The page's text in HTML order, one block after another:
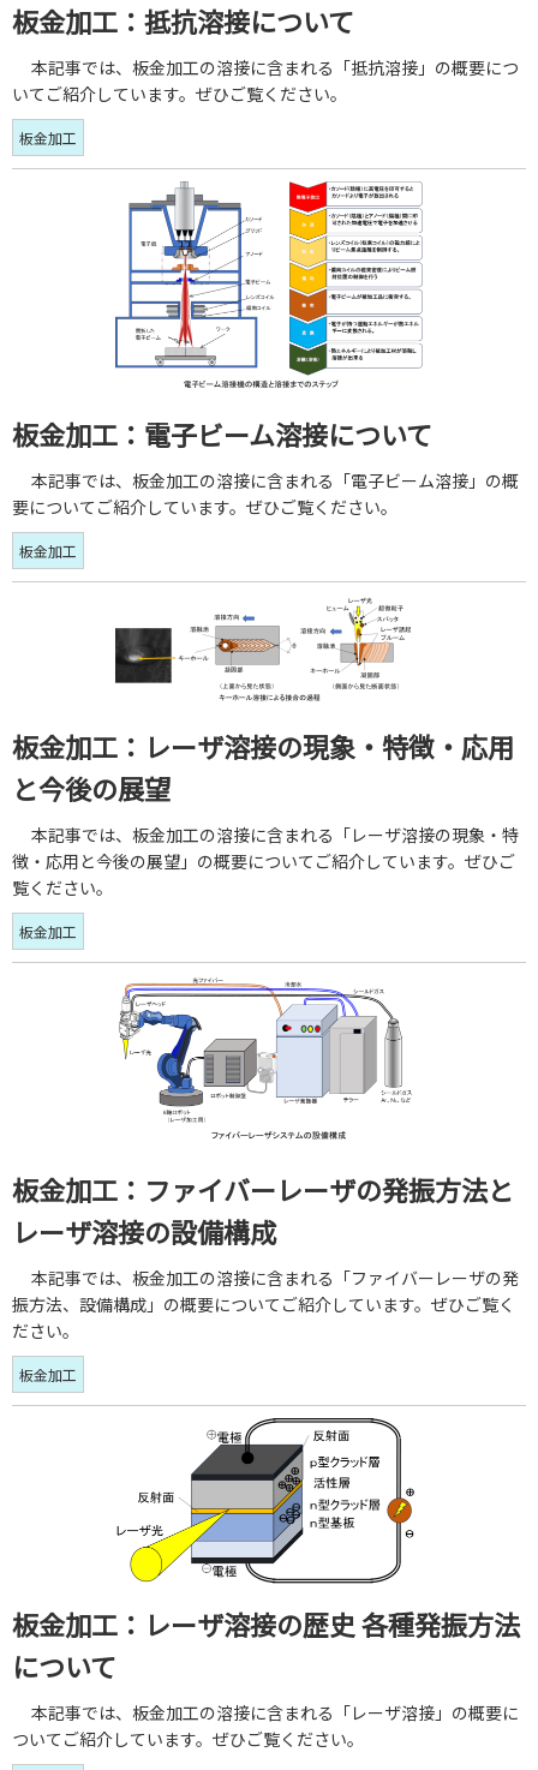
板金加工：抵抗溶接について
本記事では、板金加工の溶接に含まれる「抵抗溶接」の概要につ
いてご紹介しています。ぜひご覧ください。
板金加工
板金加工：電子ビーム溶接について
本記事では、板金加工の溶接に含まれる「電子ビーム溶接」の概
要についてご紹介しています。ぜひご覧ください。
板金加工
板金加工：レーザ溶接の現象・特徴・応用
と今後の展望
本記事では、板金加工の溶接に含まれる「レーザ溶接の現象・特
徴・応用と今後の展望」の概要についてご紹介しています。ぜひご
覧ください。
板金加工
板金加工：ファイバーレーザの発振方法と
レーザ溶接の設備構成
本記事では、板金加工の溶接に含まれる「ファイバーレーザの発
振方法、設備構成」の概要についてご紹介しています。ぜひご覧く
ださい。
板金加工
板金加工：レーザ溶接の歴史 各種発振方法
について
本記事では、板金加工の溶接に含まれる「レーザ溶接」の概要に
ついてご紹介しています。ぜひご覧ください。